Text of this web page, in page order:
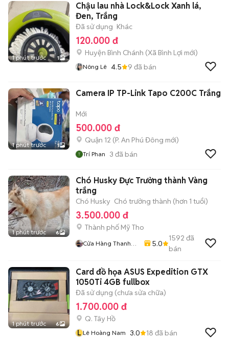
1 phút trước 1
Chậu lau nhà Lock&Lock Xanh lá,
Đen, Trắng
Đã sử dụng Khác
120.000 đ
Huyện Bình Chánh (Xã Bình Lợi mới)
Nông Lê 4.5 9 đã bán
1 phút trước 1
Camera IP TP-Link Tapo C200C Trắng
Mới
500.000 đ
Quận 12 (P. An Phú Đông mới)
Trí Phan 3 đã bán
1 phút trước 6
Chó Husky Đực Trưởng thành Vàng
trắng
Chó Husky Chó trưởng thành (hơn 1 tuổi)
3.500.000 đ
Thành phố Mỹ Tho
Cửa Hàng Thanh
5.0
1592 đã
bán
1 phút trước 6
Card đồ họa ASUS Expedition GTX
1050Ti 4GB fullbox
Đã sử dụng (chưa sửa chữa)
1.700.000 đ
Q. Tây Hồ
L Lê Hoàng Nam 3.0 18 đã bán